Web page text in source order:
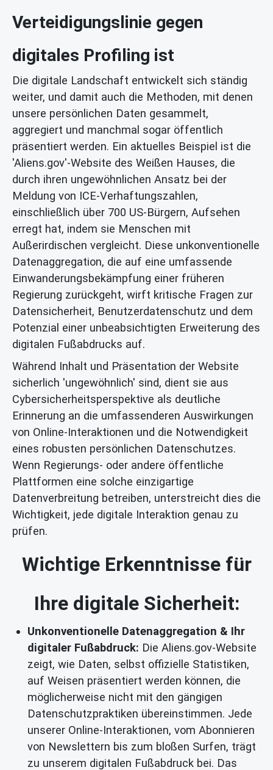
Verteidigungslinie gegen
digitales Profiling ist
Die digitale Landschaft entwickelt sich ständig
weiter, und damit auch die Methoden, mit denen
unsere persönlichen Daten gesammelt,
aggregiert und manchmal sogar öffentlich
präsentiert werden. Ein aktuelles Beispiel ist die
'Aliens.gov'-Website des Weißen Hauses, die
durch ihren ungewöhnlichen Ansatz bei der
Meldung von ICE-Verhaftungszahlen,
einschließlich über 700 US-Bürgern, Aufsehen
erregt hat, indem sie Menschen mit
Außerirdischen vergleicht. Diese unkonventionelle
Datenaggregation, die auf eine umfassende
Einwanderungsbekämpfung einer früheren
Regierung zurückgeht, wirft kritische Fragen zur
Datensicherheit, Benutzerdatenschutz und dem
Potenzial einer unbeabsichtigten Erweiterung des
digitalen Fußabdrucks auf.
Während Inhalt und Präsentation der Website
sicherlich 'ungewöhnlich' sind, dient sie aus
Cybersicherheitsperspektive als deutliche
Erinnerung an die umfassenderen Auswirkungen
von Online-Interaktionen und die Notwendigkeit
eines robusten persönlichen Datenschutzes.
Wenn Regierungs- oder andere öffentliche
Plattformen eine solche einzigartige
Datenverbreitung betreiben, unterstreicht dies die
Wichtigkeit, jede digitale Interaktion genau zu
prüfen.
Wichtige Erkenntnisse für
Ihre digitale Sicherheit:
Unkonventionelle Datenaggregation & Ihr
digitaler Fußabdruck: Die Aliens.gov-Website
zeigt, wie Daten, selbst offizielle Statistiken,
auf Weisen präsentiert werden können, die
möglicherweise nicht mit den gängigen
Datenschutzpraktiken übereinstimmen. Jede
unserer Online-Interaktionen, vom Abonnieren
von Newslettern bis zum bloßen Surfen, trägt
zu unserem digitalen Fußabdruck bei. Das